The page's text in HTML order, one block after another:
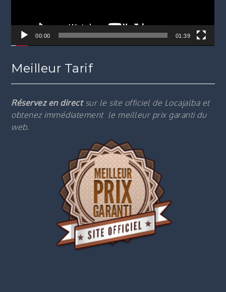
00:00 01:39
Meilleur Tarif
Réservez en directsur le site officiel de Locajalba et
obtenez immédiatement le meilleur prix garanti du
web.